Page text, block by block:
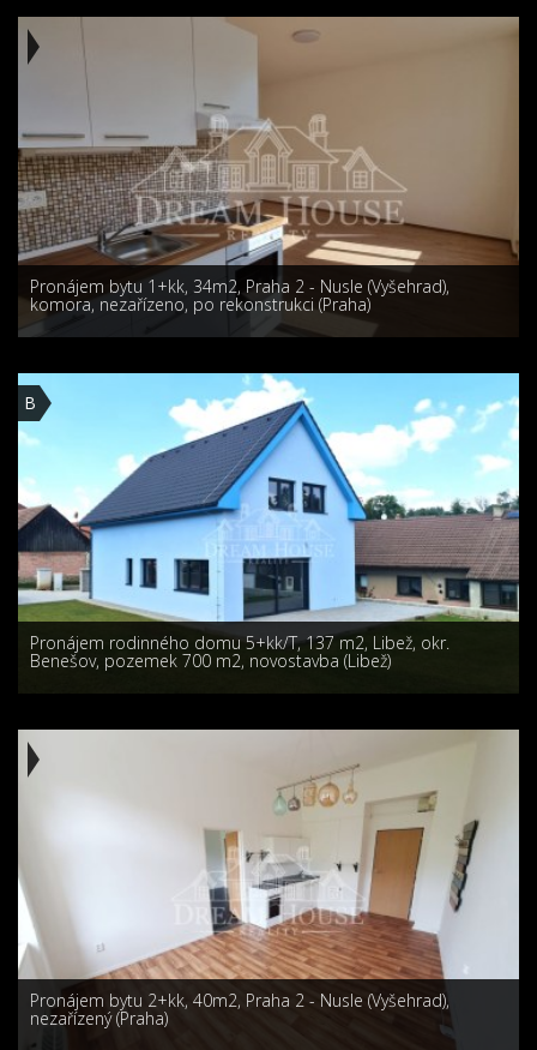
Pronájem bytu 1+kk, 34m2, Praha 2 - Nusle (Vyšehrad),
komora, nezařízeno, po rekonstrukci (Praha)
B
Pronájem rodinného domu 5+kk/T, 137 m2, Libež, okr.
Benešov, pozemek 700 m2, novostavba (Libež)
Pronájem bytu 2+kk, 40m2, Praha 2 - Nusle (Vyšehrad),
nezařízený (Praha)